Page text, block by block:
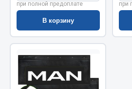
Автомобильная электрика
Автолампы
Блоки реле и предохранителей
Вилки нагрузочные
Выключатели и переключатели
Выключатели кнопочные
при полной предоплате
В корзину
при